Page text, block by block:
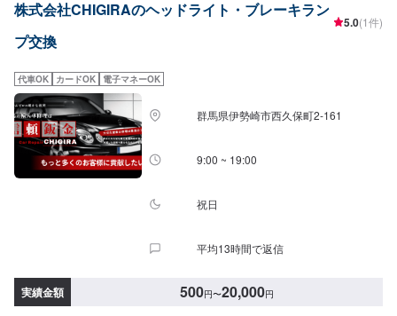
ドバイスを心掛けております。--------------------------------------------------【1】オ
ファーにてお問い合わせ【2】お見積り【3】お見積りにご納得いただければ
作業開始【4】仕上がり次第納車-----納期について-----納期は通常1日～2日程
さい。-----代車について-----無料の代車をご用意しています。お車の作業中は
代車をご利用ください。※代車の燃料代はお客様にご負担いただいておりま
す。-----ご来店時の注意、受付方法-----当工場は太田桐生インターチェンジか
ら５分入庫の際はお気をつけてお越しください。駐車スペースは工場前の空
いているスペースに駐車してください。受付はスタッフへ「メンテモで予約
しました」とお伝えください。ご案内いたします。【定休日・営業時間】定
休日：日曜日営業時間：9:00~19:00
株式会社CHIGIRAのヘッドライト・ブレーキラン
プ交換
5.0(1件)
代車OK カードOK 電子マネーOK
群馬県伊勢崎市西久保町2-161
9:00 ~ 19:00
祝日
平均13時間で返信
実績金額 500円〜20,000円